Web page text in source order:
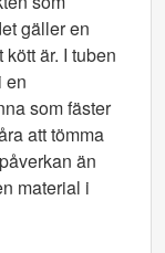
gäller en
är. I tuben
en
som fäster
att tömma
än
material i